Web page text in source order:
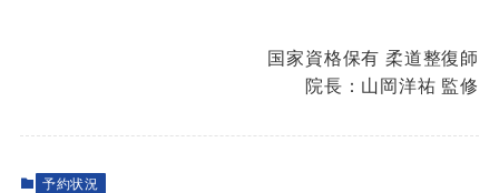
国家資格保有 柔道整復師
院長：山岡洋祐 監修
予約状況